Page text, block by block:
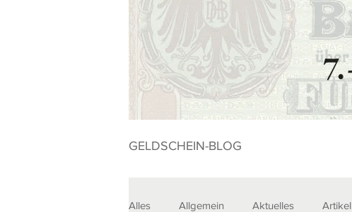
GELDSCHEIN-BLOG
Alles Allgemein Aktuelles Artikel